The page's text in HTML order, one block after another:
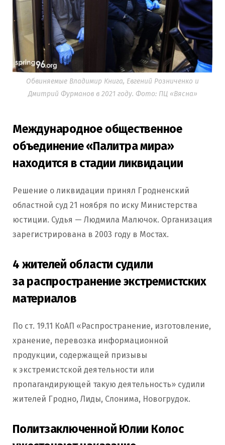
Обвиняемые Владимир Книга, Евгений Розниченко и
Дмитрий Фурманов в 2021 году. Фото: ПЦ «Вясна»
Международное общественное
объединение «Палитра мира»
находится в стадии ликвидации
Решение о ликвидации принял Гродненский
областной суд 21 ноября по иску Министерства
юстиции. Судья — Людмила Малючок. Организация
зарегистрирована в 2003 году в Мостах.
4 жителей области судили
за распространение экстремистских
материалов
По ст. 19.11 КоАП «Распространение, изготовление,
хранение, перевозка информационной
продукции, содержащей призывы
к экстремистской деятельности или
пропагандирующей такую деятельность» судили
жителей Гродно, Лиды, Слонима, Новогрудок.
Политзаключенной Юлии Колос